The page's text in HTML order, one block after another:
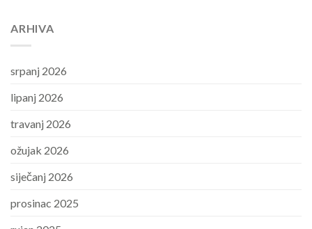
ARHIVA
srpanj 2026
lipanj 2026
travanj 2026
ožujak 2026
siječanj 2026
prosinac 2025